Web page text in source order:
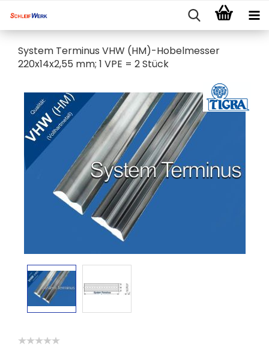
System Terminus VHW (HM)-Hobelmesser
220x14x2,55 mm; 1 VPE = 2 Stück